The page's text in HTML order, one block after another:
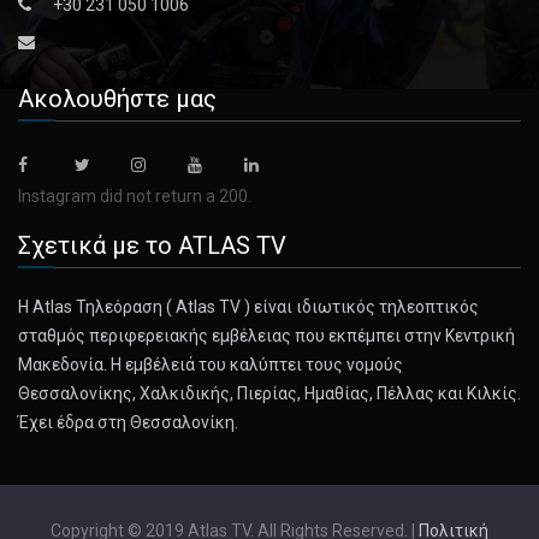
March 19, 2025
Pod of Dolphins Greets NASA Astronauts ...
The marine mammals swarmed around the recovery team
and capsule, welco [...]
March 19, 2025
Sean Duffy, the U.S. transportation secretary, demanded a
long list of [...]
March 19, 2025
In rural India, guarantees of equal representation on village
+30 231 050 1006
Ακολουθήστε μας
Instagram did not return a 200.
Σχετικά με το ATLAS TV
Η Atlas Τηλεόραση ( Atlas TV ) είναι ιδιωτικός τηλεοπτικός
σταθμός περιφερειακής εμβέλειας που εκπέμπει στην Κεντρική
Μακεδονία. Η εμβέλειά του καλύπτει τους νομούς
Θεσσαλονίκης, Χαλκιδικής, Πιερίας, Ημαθίας, Πέλλας και Κιλκίς.
Έχει έδρα στη Θεσσαλονίκη.
Copyright © 2019 Atlas TV. All Rights Reserved. | Πολιτική